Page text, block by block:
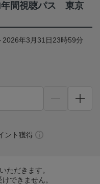
年間視聴パス 東京
年3月31日23時59分
ント獲得
ただきます。
できません。